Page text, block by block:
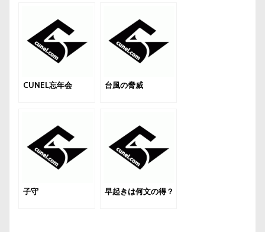
CUNEL忘年会 台風の脅威
子守 早起きは何文の得？